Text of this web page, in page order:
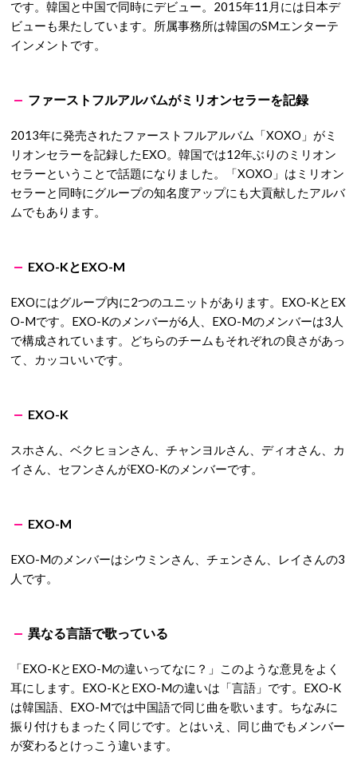
です。韓国と中国で同時にデビュー。2015年11月には日本デ
ビューも果たしています。所属事務所は韓国のSMエンターテ
インメントです。
ファーストフルアルバムがミリオンセラーを記録
2013年に発売されたファーストフルアルバム「XOXO」がミ
リオンセラーを記録したEXO。韓国では12年ぶりのミリオン
セラーということで話題になりました。「XOXO」はミリオン
セラーと同時にグループの知名度アップにも大貢献したアルバ
ムでもあります。
EXO-KとEXO-M
EXOにはグループ内に2つのユニットがあります。EXO-KとEX
O-Mです。EXO-Kのメンバーが6人、EXO-Mのメンバーは3人
で構成されています。どちらのチームもそれぞれの良さがあっ
て、カッコいいです。
EXO-K
スホさん、ベクヒョンさん、チャンヨルさん、ディオさん、カ
イさん、セフンさんがEXO-Kのメンバーです。
EXO-M
EXO-Mのメンバーはシウミンさん、チェンさん、レイさんの3
人です。
異なる言語で歌っている
「EXO-KとEXO-Mの違いってなに？」このような意見をよく
耳にします。EXO-KとEXO-Mの違いは「言語」です。EXO-K
は韓国語、EXO-Mでは中国語で同じ曲を歌います。ちなみに
振り付けもまったく同じです。とはいえ、同じ曲でもメンバー
が変わるとけっこう違います。